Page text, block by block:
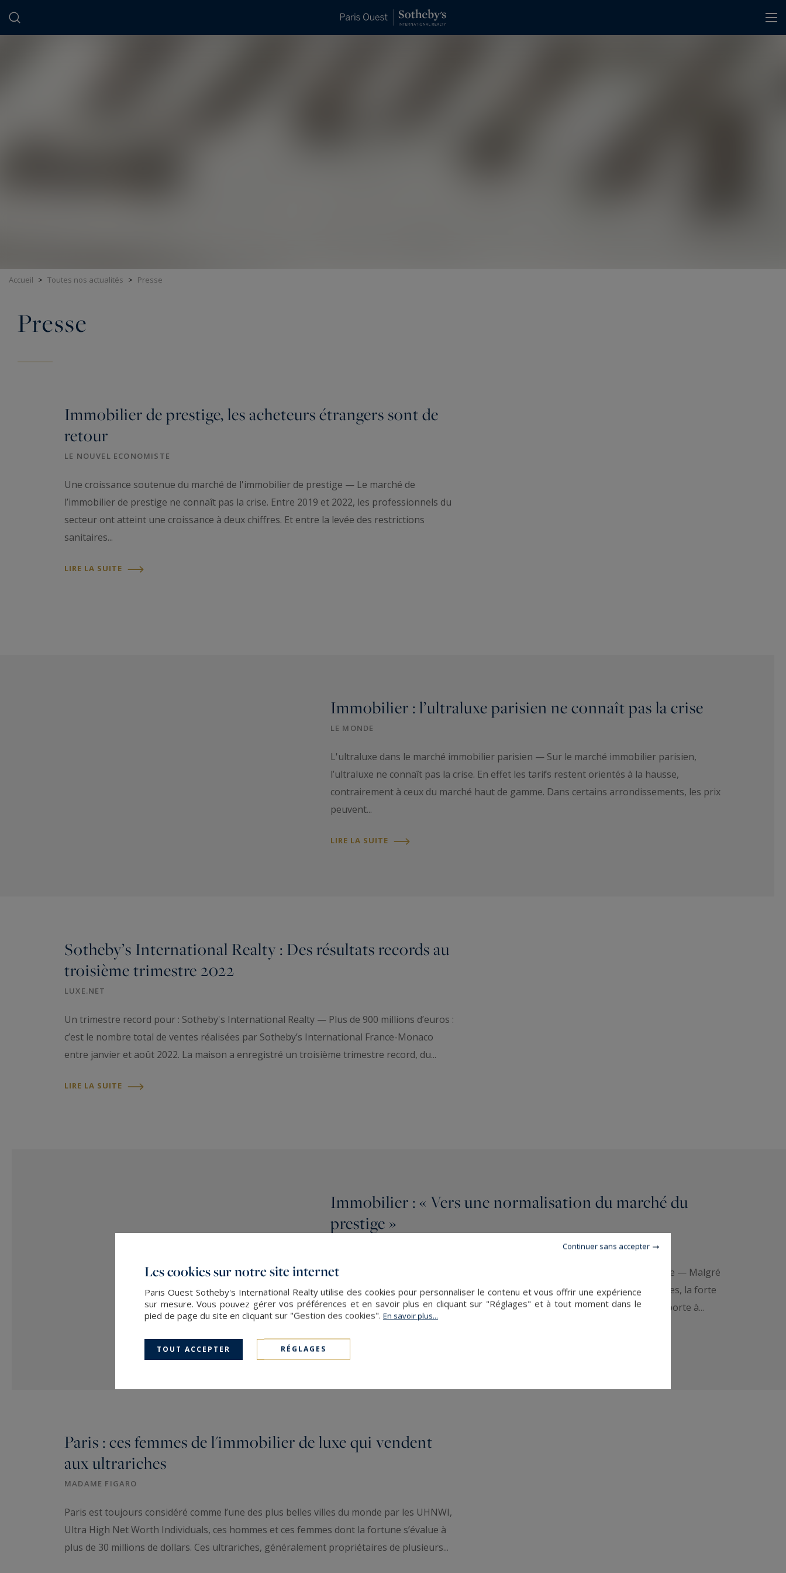
Accueil > Toutes nos actualités > Presse
Presse
Immobilier de prestige, les acheteurs étrangers sont de
retour
LE NOUVEL ECONOMISTE
Une croissance soutenue du marché de l'immobilier de prestige — Le marché de
l’immobilier de prestige ne connaît pas la crise. Entre 2019 et 2022, les professionnels du
secteur ont atteint une croissance à deux chiffres. Et entre la levée des restrictions
sanitaires...
LIRE LA SUITE
Immobilier : l’ultraluxe parisien ne connaît pas la crise
LE MONDE
L'ultraluxe dans le marché immobilier parisien — Sur le marché immobilier parisien,
l’ultraluxe ne connaît pas la crise. En effet les tarifs restent orientés à la hausse,
contrairement à ceux du marché haut de gamme. Dans certains arrondissements, les prix
peuvent...
LIRE LA SUITE
Sotheby’s International Realty : Des résultats records au
troisième trimestre 2022
LUXE.NET
Un trimestre record pour : Sotheby's International Realty — Plus de 900 millions d’euros :
c’est le nombre total de ventes réalisées par Sotheby’s International France-Monaco
entre janvier et août 2022. La maison a enregistré un troisième trimestre record, du...
LIRE LA SUITE
Immobilier : « Vers une normalisation du marché du
prestige »
Contexte actuel et performances exceptionnelles pour l'immobilier de prestige — Malgré
le contexte actuel marqué par la guerre en Ukraine, les élections présidentielles, la forte
inflation ou encore la hausse des taux d’emprunt, l’immobilier de prestige se porte à...
LIRE LA SUITE
Paris : ces femmes de l'immobilier de luxe qui vendent
aux ultrariches
MADAME FIGARO
Paris est toujours considéré comme l’une des plus belles villes du monde par les UHNWI,
Ultra High Net Worth Individuals, ces hommes et ces femmes dont la fortune s’évalue à
plus de 30 millions de dollars. Ces ultrariches, généralement propriétaires de plusieurs...
Les cookies sur notre site internet
Paris Ouest Sotheby's International Realty utilise des cookies pour personnaliser le contenu et vous offrir une expérience
sur mesure. Vous pouvez gérer vos préférences et en savoir plus en cliquant sur "Réglages" et à tout moment dans le
pied de page du site en cliquant sur "Gestion des cookies". En savoir plus...
TOUT ACCEPTER RÉGLAGES
Continuer sans accepter